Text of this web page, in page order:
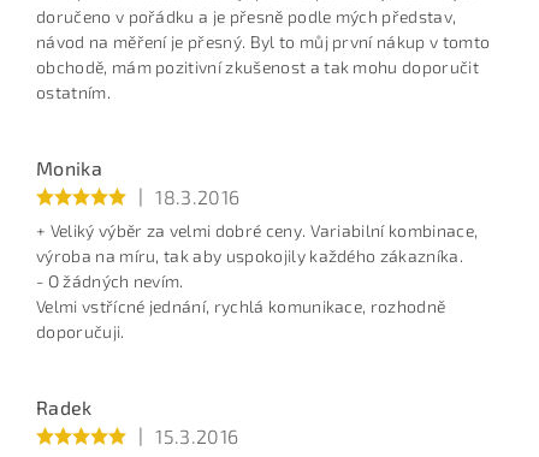
doručeno v pořádku a je přesně podle mých představ,
návod na měření je přesný. Byl to můj první nákup v tomto
obchodě, mám pozitivní zkušenost a tak mohu doporučit
ostatním.
Monika
| 18.3.2016
+ Veliký výběr za velmi dobré ceny. Variabilní kombinace,
výroba na míru, tak aby uspokojily každého zákazníka.
- O žádných nevím.
Velmi vstřícné jednání, rychlá komunikace, rozhodně
doporučuji.
Radek
| 15.3.2016